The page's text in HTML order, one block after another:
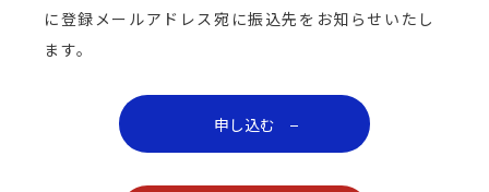
に登録メールアドレス宛に振込先をお知らせいたし
ます。